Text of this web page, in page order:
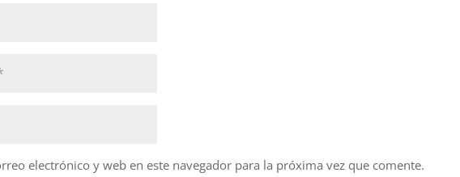
electrónico y web en este navegador para la próxima vez que comente.